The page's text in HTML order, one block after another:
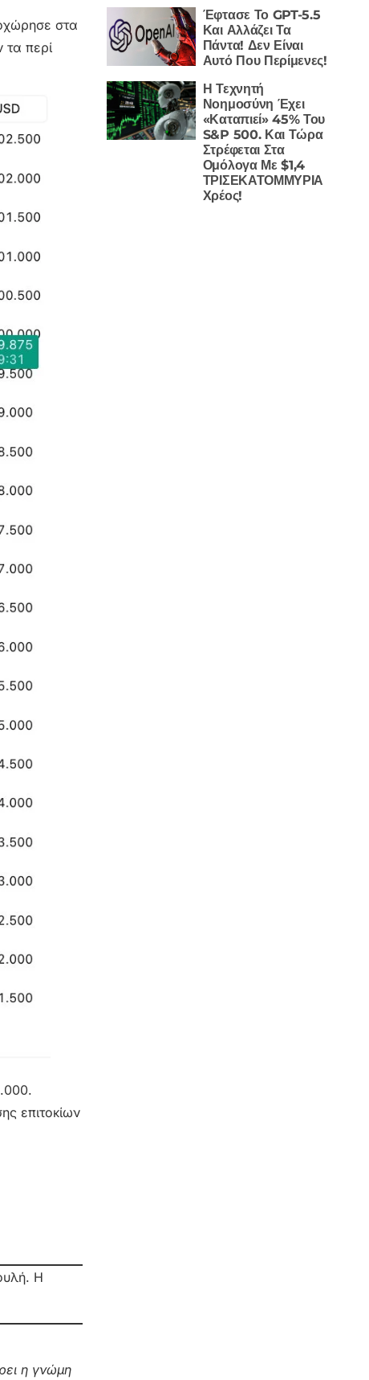
στα
τα περί
επιτοκίων
Η
η γνώμη
Έφτασε Το GPT-5.5
Και Αλλάζει Τα
Πάντα! Δεν Είναι
Αυτό Που Περίμενες!
Η Τεχνητή
Νοημοσύνη Έχει
«Καταπιεί» 45% Του
S&P 500. Και Τώρα
Στρέφεται Στα
Ομόλογα Με $1,4
ΤΡΙΣΕΚΑΤΟΜΜΥΡΙΑ
Χρέος!